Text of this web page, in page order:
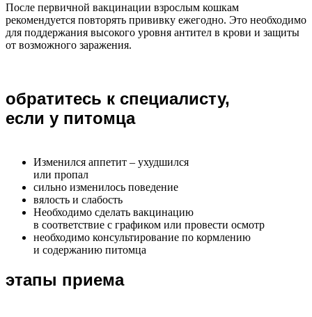
После первичной вакцинации взрослым кошкам
рекомендуется повторять прививку ежегодно. Это необходимо
для поддержания высокого уровня антител в крови и защиты
от возможного заражения.
обратитесь к специалисту,
если у питомца
Изменился аппетит – ухудшился
или пропал
сильно изменилось поведение
вялость и слабость
Необходимо сделать вакцинацию
в соответствие с графиком или провести осмотр
необходимо консультирование по кормлению
и содержанию питомца
этапы приема